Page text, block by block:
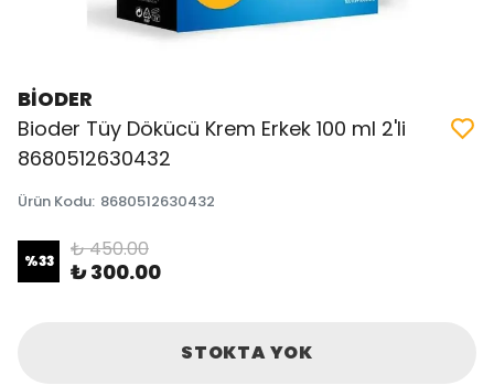
BİODER
Bioder Tüy Dökücü Krem Erkek 100 ml 2'li
8680512630432
Ürün Kodu: 8680512630432
%33 ₺ 450.00
₺ 300.00
STOKTA YOK